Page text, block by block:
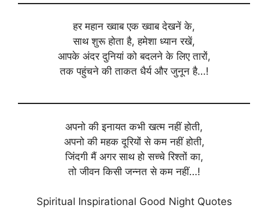
हर महान ख्वाब एक ख्वाब देखनें के,
साथ शुरू होता है, हमेशा ध्यान रखें,
आपके अंदर दुनियां को बदलने के लिए तारों,
तक पहुंचने की ताकत धैर्य और जुनून है…!
अपनो की इनायत कभी खत्म नहीं होती,
अपनो की महक दूरियों से कम नहीं होती,
जिंदगी मैं अगर साथ हो सच्चे रिश्तों का,
तो जीवन किसी जन्नत से कम नहीं…!
Spiritual Inspirational Good Night Quotes